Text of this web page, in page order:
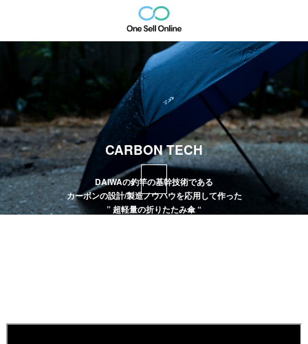
CARBON TECH
DAIWAの釣竿の基幹技術である
カーボンの設計/製造ノウハウを応用して作った
” 超軽量の折りたたみ傘 “